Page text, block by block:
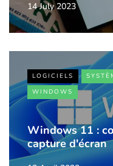
14 July 2023
LOGICIELS
WINDOWS
Windows 11 :
capture d'écran